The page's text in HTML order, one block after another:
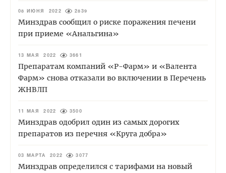
08 ИЮНЯ 2022 2839
Минздрав сообщил о риске поражения печени
при приеме «Анальгина»
13 МАЯ 2022 3661
Препаратам компаний «Р-Фарм» и «Валента
Фарм» снова отказали во включении в Перечень
ЖНВЛП
11 МАЯ 2022 3500
Минздрав одобрил один из самых дорогих
препаратов из перечня «Круга добра»
03 МАРТА 2022 3077
Минздрав определился с тарифами на новый